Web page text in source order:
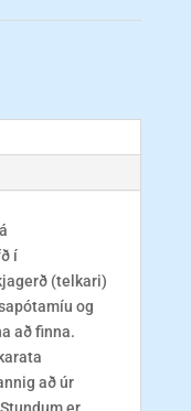
í
(telkari)
og
að finna.
að úr